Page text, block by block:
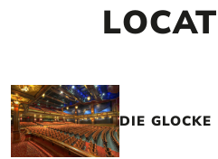
DIE GLOCKE